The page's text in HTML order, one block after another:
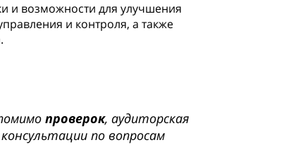
и возможности для улучшения
и контроля, а также
проверок, аудиторская
по вопросам